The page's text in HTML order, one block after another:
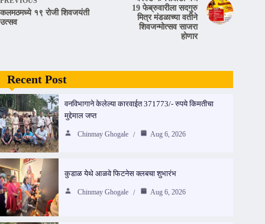
कलमठमध्ये १९ रोजी शिवजयंती
उत्सव
19 फेब्रुवारीला सदगुरु
मित्र मंडळाच्या वतीने
शिवजन्मोत्सव साजरा
होणार
Recent Post
वनविभागाने केलेल्या कारवाईत 371773/- रुपये किमतीचा
मुद्देमाल जप्त
Chinmay Ghogale Aug 6, 2026
कुडाळ येथे आळवे फिटनेस क्लबचा शुभारंभ
Chinmay Ghogale Aug 6, 2026